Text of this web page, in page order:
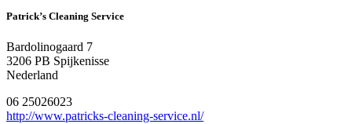
Patrick’s Cleaning Service
Bardolinogaard 7
3206 PB Spijkenisse
Nederland
06 25026023
http://www.patricks-cleaning-service.nl/